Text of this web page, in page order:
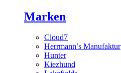
Marken
Cloud7
Herrmann’s Manufaktur
Hunter
Kiezhund